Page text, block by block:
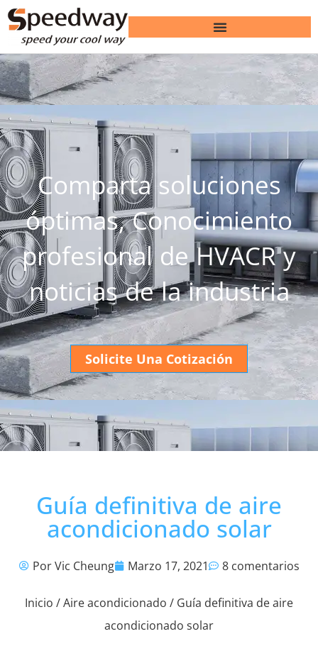
Comparta soluciones
óptimas, Conocimiento
profesional de HVACR y
noticias de la industria
Solicite Una Cotización
Guía definitiva de aire
acondicionado solar
Por Vic Cheung Marzo 17, 2021 8 comentarios
Inicio /Aire acondicionado / Guía definitiva de aire
acondicionado solar